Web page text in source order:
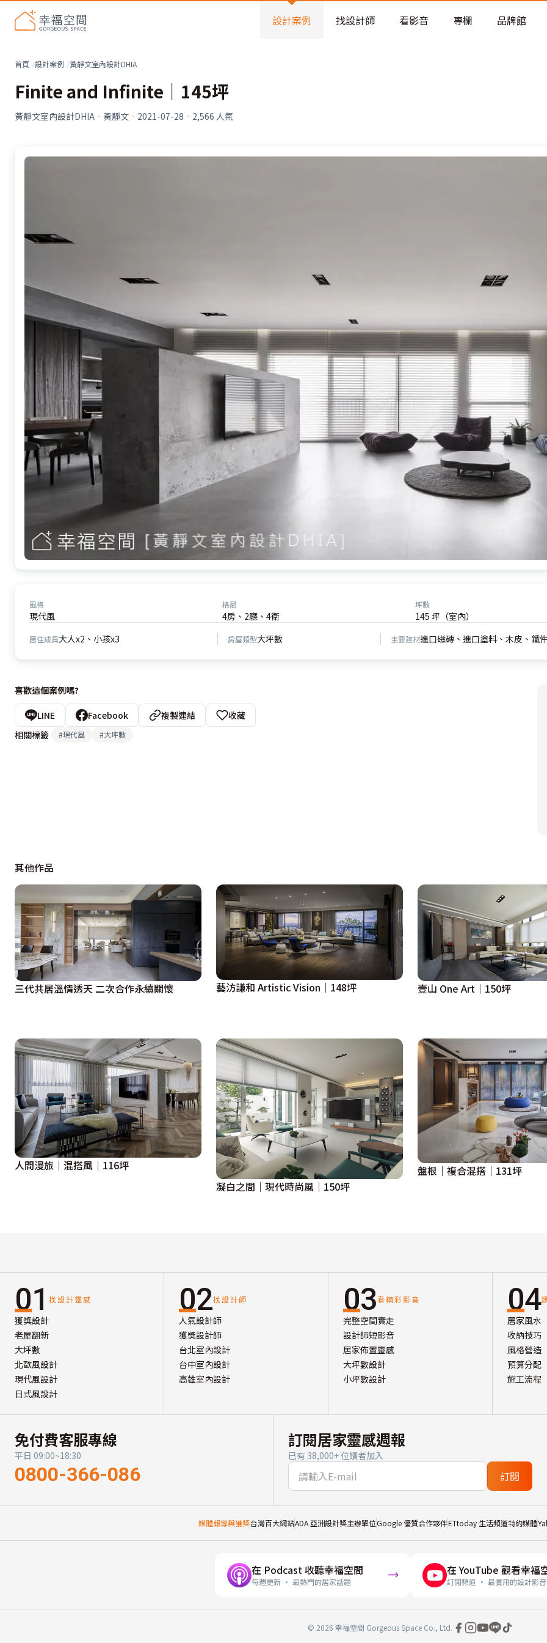
老屋預算分配與高 CP 值煥新術
設計案例 找設計師 看影音 專欄 品牌館
首頁 設計案例 黃靜文室內設計DHIA
Finite and Infinite│145坪
黃靜文室內設計DHIA · 黃靜文 · 2021-07-28 · 2,566 人氣
風格
現代風
格局
4房、2廳、4衛
坪數
145 坪（室內）
居住成員大人x2、小孩x3 房屋類型大坪數 主要建材進口磁磚、進口塗料、木皮、鐵
喜歡這個案例嗎?
LINE Facebook 複製連結
收藏
相關標籤
#現代風 #大坪數
其他作品
三代共居溫情透天 二次合作永續關懷 藝汸謙和 Artistic Vision｜148坪 壹山 One Art│150坪
人間漫旅｜混搭風｜116坪
凝白之間｜現代時尚風｜150坪
盤根｜複合混搭｜131坪
01 找設計靈感
獲獎設計
老屋翻新
大坪數
北歐風設計
現代風設計
日式風設計
02找設計師
人氣設計師
獲獎設計師
台北室內設計
台中室內設計
高雄室內設計
03看精彩影音
完整空間實走
設計師短影音
居家佈置靈感
大坪數設計
小坪數設計
04
居家風水
收納技巧
風格營造
預算分配
施工流程
免付費客服專線
平日 09:00~18:30
0800-366-086
訂閱居家靈感週報
已有 38,000+ 位讀者加入
訂閱
媒體報導與獲獎台灣百大網站ADA 亞洲設計獎主辦單位Google 優質合作夥伴ETtoday 生活頻道特約媒體
在 Podcast 收聽幸福空間
每週更新 · 最熱門的居家話題
在 YouTube 觀看幸福
訂閱頻道 · 最實用的設計影音
© 2026 幸福空間 Gorgeous Space Co., Ltd.